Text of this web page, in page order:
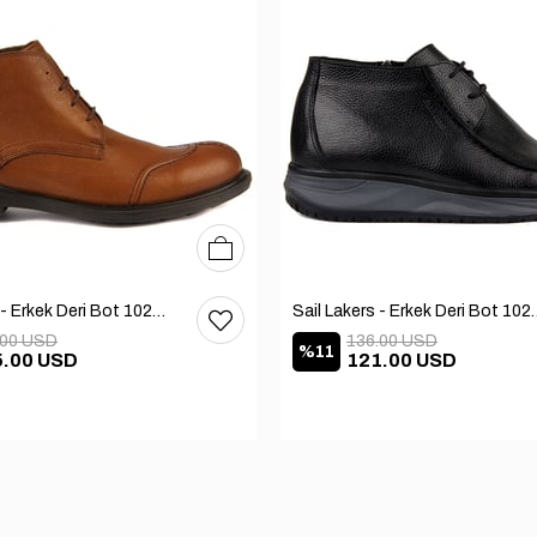
Sail Lakers - Erkek Deri Bot 102-1599-1458
USD
USD
40
Sail Lakers -
%11 121.00 USD
136.00 USD